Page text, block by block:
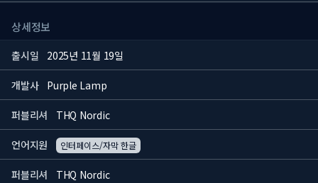
상세정보
출시일 2025년 11월 19일
개발사 Purple Lamp
퍼블리셔 THQ Nordic
언어지원 인터페이스/자막 한글
퍼블리셔 THQ Nordic